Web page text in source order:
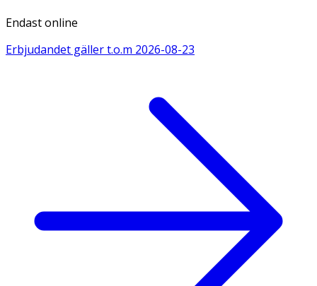
Endast online
Erbjudandet gäller t.o.m 2026-08-23